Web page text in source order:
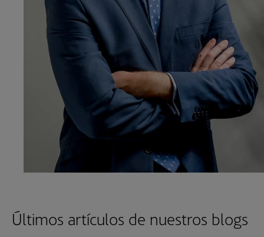
Últimos artículos de nuestros blogs